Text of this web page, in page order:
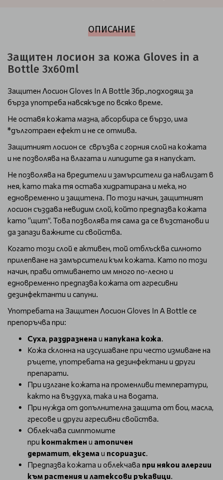
ОПИСАНИЕ
Защитен лосион за кожа Gloves in a
Bottle 3x60ml
Защитен Лосион Gloves In A Bottle 3бр.,подходящ за
бърза употреба навсякъде по всяко време.
Не оставя кожата мазна, абсорбира се бързо, има
*дълготраен ефект и не се отмива.
Защитният лосион се свръзва с горния слой на кожата
и не позволява на влагата и липидите да я напускат.
Не позволява на вредители и замърсители да навлизат в
нея, като така тя остава хидратирана и мека, но
едновременно и защитена. По този начин, защитният
лосион създава невидим слой, който предпазва кожата
като “щит”. Това позволява тя сама да се възстанови и
да запази важните си свойства.
Когато този слой е активен, той отблъсква силното
прилепване на замърсители към кожата. Като по този
начин, прави отмиването им много по-лесно и
едновременно предпазва кожата от агресивни
дезинфектанти и сапуни.
Употребата на Защитен Лосион Gloves In A Bottle се
препоръчва при:
Суха, раздразнена и напукана кожа.
Кожа склонна на изсушаване при често измиване на
ръцете, употребата на дезинфектани и други
препарати.
При излгане кожата на променливи температури,
както на въздуха, така и на водата.
При нужда от допълнителна защита от бои, масла,
гресове и други агресивни свойства.
Облекчава симптомите
при контактен и атопичен
дерматит, екзема и псориазис.
Предпазва кожата и облекчава при някои алергии
към растения и латексови ръкавици.